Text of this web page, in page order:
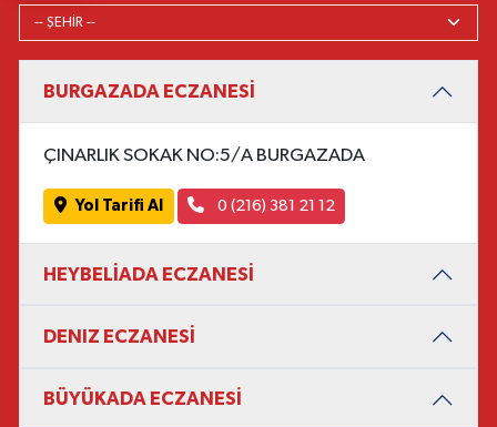
BURGAZADA ECZANESİ
ÇINARLIK SOKAK NO:5/A BURGAZADA
Yol Tarifi Al 0 (216) 381 21 12
HEYBELİADA ECZANESİ
DENIZ ECZANESİ
BÜYÜKADA ECZANESİ